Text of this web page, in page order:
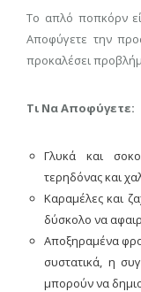
Το απλό ποπκόρν
Αποφύγετε την
προκαλέσει
Τι Να Αποφύγετε:
Γλυκά και
τερηδόνας και
Καραμέλες και
δύσκολο να
Αποξηραμένα
συστατικά, η
μπορούν να